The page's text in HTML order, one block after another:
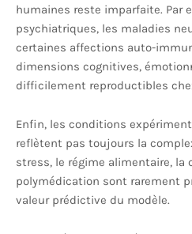
humaines reste imparfaite. Par
psychiatriques, les maladies
certaines affections auto-
dimensions cognitives,
difficilement reproductibles
Enfin, les conditions
reflètent pas toujours la
stress, le régime alimentaire, la
polymédication sont rarement
valeur prédictive du modèle.